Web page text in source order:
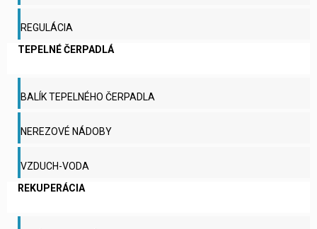
REGULÁCIA
TEPELNÉ ČERPADLÁ
BALÍK TEPELNÉHO ČERPADLA
NEREZOVÉ NÁDOBY
VZDUCH-VODA
REKUPERÁCIA